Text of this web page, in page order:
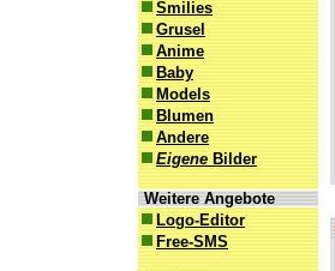
Smilies
Grusel
Anime
Baby
Models
Blumen
Andere
Eigene Bilder
Weitere Angebote
Logo-Editor
Free-SMS